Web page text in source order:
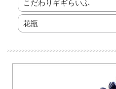
こだわりギギらいふ
花瓶